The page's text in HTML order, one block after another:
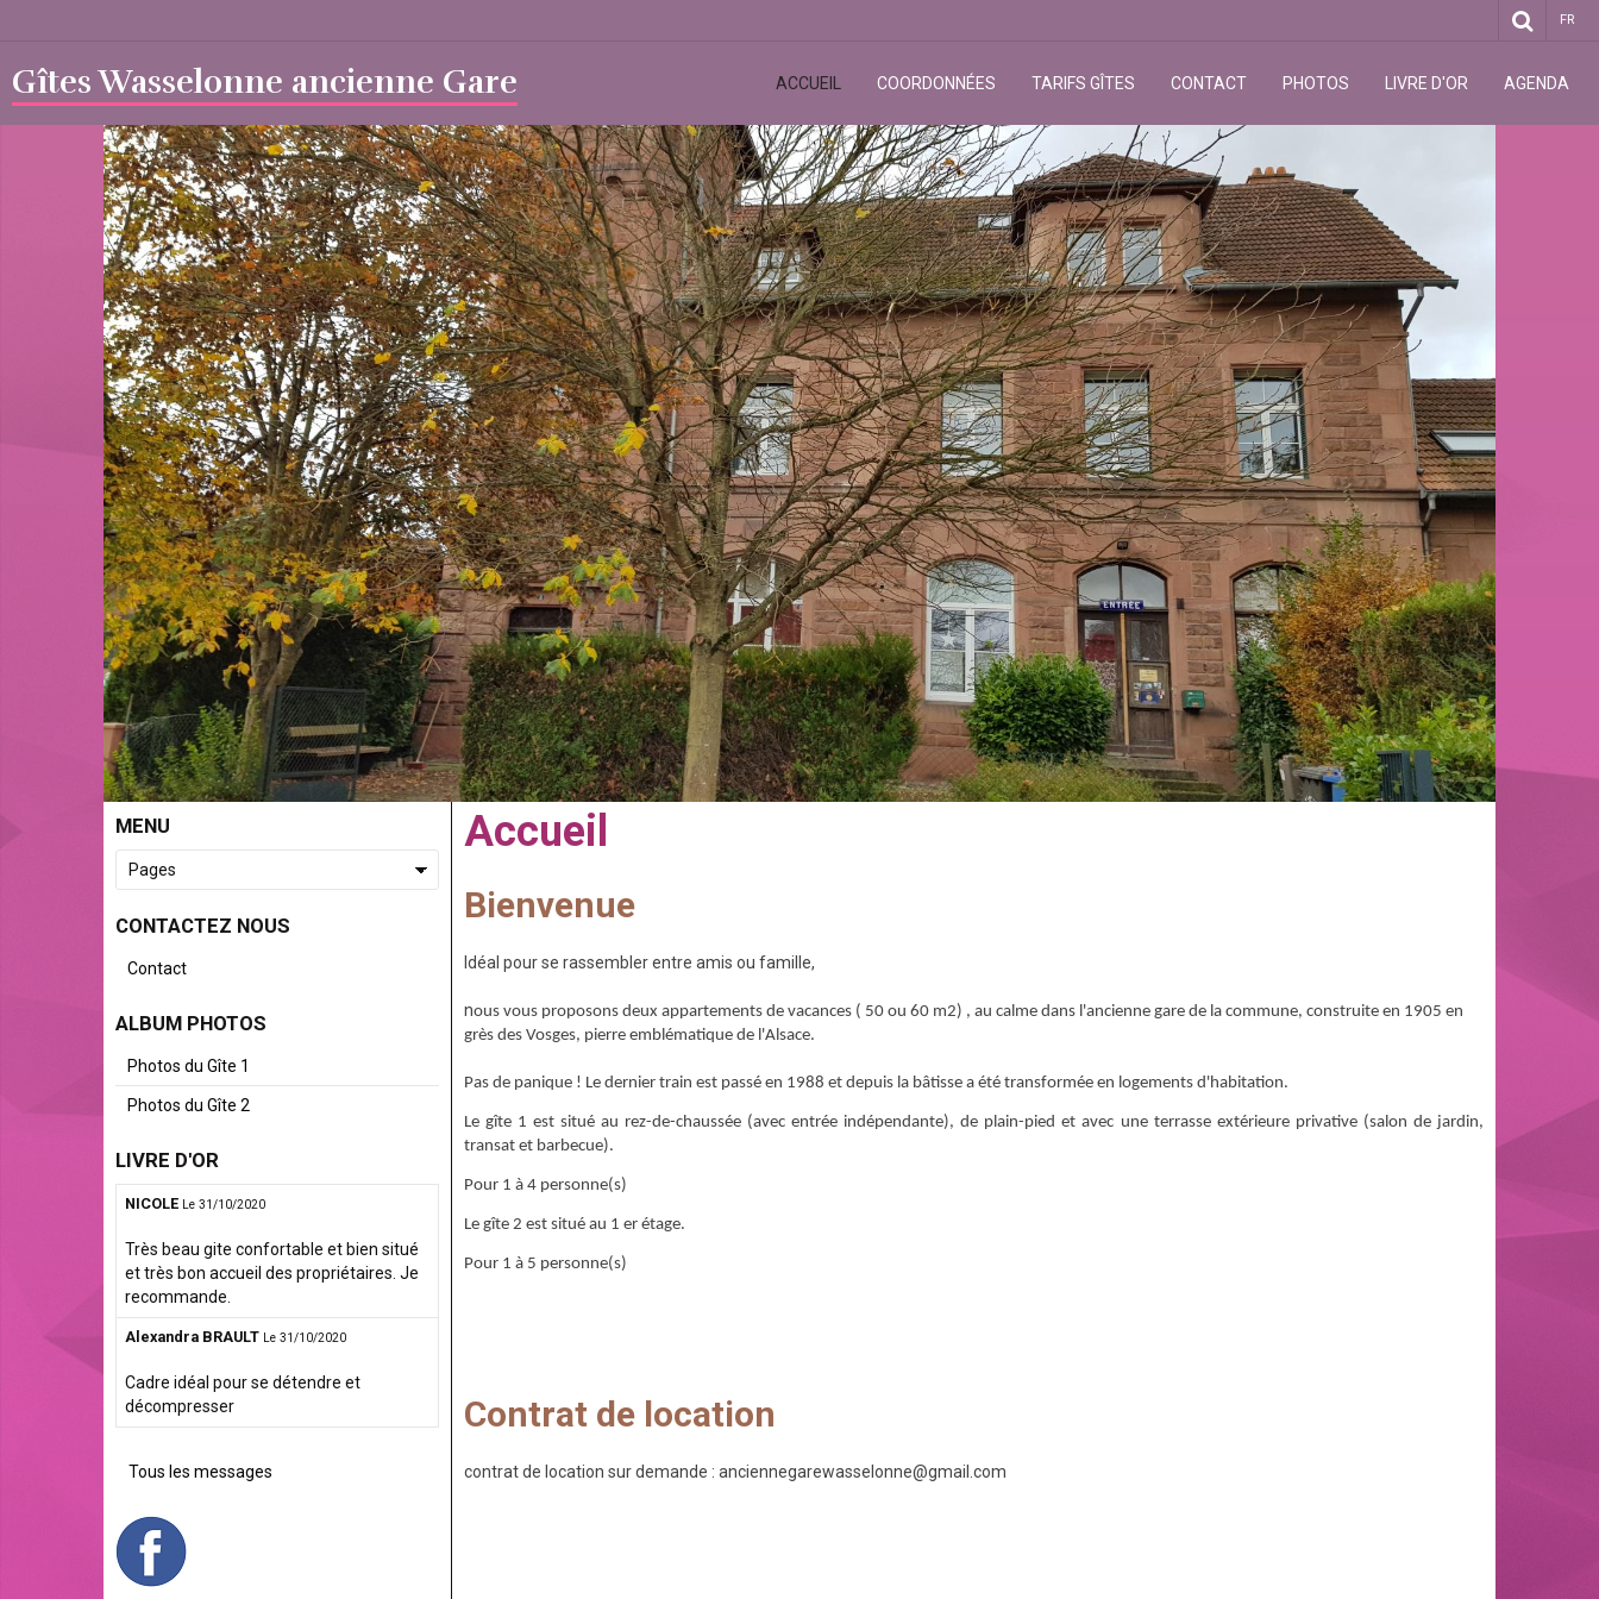
Gîtes Wasselonne ancienne Gare ACCUEIL COORDONNÉES TARIFS GÎTES CONTACT PHOTOS LIVRE D'OR AGENDA
FR
Accueil
Bienvenue
Idéal pour se rassembler entre amis ou famille,
nous vous proposons deux appartements de vacances ( 50 ou 60 m2) , au calme dans l'ancienne gare de la commune, construite en 1905 en
grès des Vosges, pierre emblématique de l'Alsace.
Pas de panique ! Le dernier train est passé en 1988 et depuis la bâtisse a été transformée en logements d'habitation.
Le gîte 1 est situé au rez-de-chaussée (avec entrée indépendante), de plain-pied et avec une terrasse extérieure privative (salon de jardin,
transat et barbecue).
Pour 1 à 4 personne(s)
Le gîte 2 est situé au 1 er étage.
Pour 1 à 5 personne(s)
Contrat de location
contrat de location sur demande : anciennegarewasselonne@gmail.com
MENU
CONTACTEZ NOUS
Contact
ALBUM PHOTOS
Photos du Gîte 1
Photos du Gîte 2
LIVRE D'OR
NICOLE Le 31/10/2020
Très beau gite confortable et bien situé
et très bon accueil des propriétaires. Je
recommande.
Alexandra BRAULT Le 31/10/2020
Cadre idéal pour se détendre et
décompresser
Tous les messages